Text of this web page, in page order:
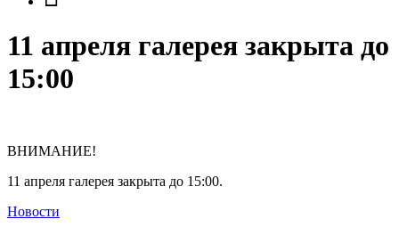
11 апреля галерея закрыта до
15:00
ВНИМАНИЕ!
11 апреля галерея закрыта до 15:00.
Новости